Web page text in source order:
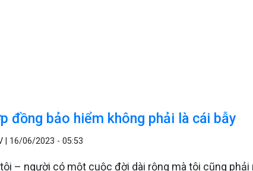
đồng bảo hiểm không phải là cái bẫy
| 16/06/2023 - 05:53
– người có một cuộc đời dài rộng mà tôi cũng